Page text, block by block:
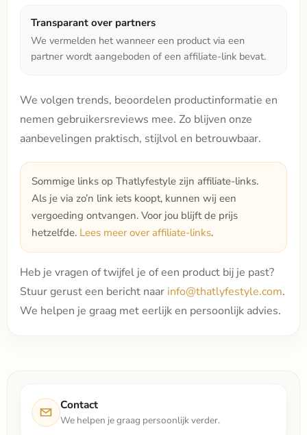
Transparant over partners
We vermelden het wanneer een product via een
partner wordt aangeboden of een affiliate-link bevat.
We volgen trends, beoordelen productinformatie en
nemen gebruikersreviews mee. Zo blijven onze
aanbevelingen praktisch, stijlvol en betrouwbaar.
Sommige links op Thatlyfestyle zijn affiliate-links.
Als je via zo’n link iets koopt, kunnen wij een
vergoeding ontvangen. Voor jou blijft de prijs
hetzelfde. Lees meer over affiliate-links.
Heb je vragen of twijfel je of een product bij je past?
Stuur gerust een bericht naar info@thatlyfestyle.com.
We helpen je graag met eerlijk en persoonlijk advies.
Contact
We helpen je graag persoonlijk verder.